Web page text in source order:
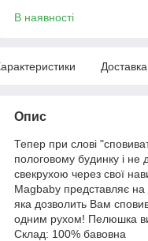
В наявності
Доставка
Опис
Тепер при слові
пологовому будинку і не
свекрухою через свої
Magbaby представляє на
яка дозволить Вам
одним рухом! Пелюшка
Склад: 100% бавовна